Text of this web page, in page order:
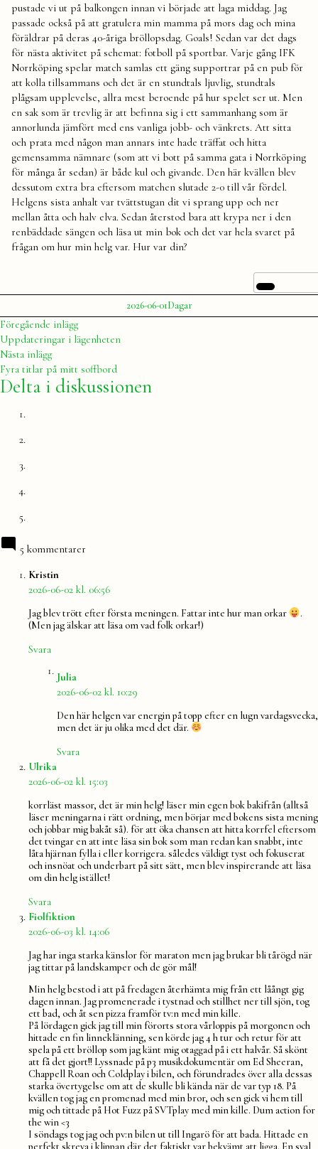
pustade vi ut på balkongen innan vi började att laga middag. Jag
passade också på att gratulera min mamma på mors dag och mina
föräldrar på deras 40-åriga bröllopsdag. Goals! Sedan var det dags
för nästa aktivitet på schemat: fotboll på sportbar. Varje gång IFK
Norrköping spelar match samlas ett gäng supportrar på en pub för
att kolla tillsammans och det är en stundtals ljuvlig, stundtals
plågsam upplevelse, allra mest beroende på hur spelet ser ut. Men
en sak som är trevlig är att befinna sig i ett sammanhang som är
annorlunda jämfört med ens vanliga jobb- och vänkrets. Att sitta
och prata med någon man annars inte hade träffat och hitta
gemensamma nämnare (som att vi bott på samma gata i Norrköping
för många år sedan) är både kul och givande. Den här kvällen blev
dessutom extra bra eftersom matchen slutade 2-0 till vår fördel.
Helgens sista anhalt var tvättstugan dit vi sprang upp och ner
mellan åtta och halv elva. Sedan återstod bara att krypa ner i den
renbäddade sängen och läsa ut min bok och det var hela svaret på
frågan om hur min helg var. Hur var din?
Publicerat
av
Julia
2026-06-01Publicerat
i
DagarEtiketter:
dagar,
Inläggsnavigering
Föregående inläggFöregående
inlägg:
Uppdateringar i lägenheten
Nästa inläggNästa
inlägg:
Fyra titlar på mitt soffbord
Delta i diskussionen
5 kommentarer
Kristin
2026-06-02 kl. 06:56
Jag blev trött efter första meningen. Fattar inte hur man orkar
.
(Men jag älskar att läsa om vad folk orkar!)
Svara
Julia
2026-06-02 kl. 10:29
Den här helgen var energin på topp efter en lugn vardagsvecka,
men det är ju olika med det där.
Svara
Ulrika
2026-06-02 kl. 15:03
korrläst massor, det är min helg! läser min egen bok bakifrån (alltså
läser meningarna i rätt ordning, men börjar med bokens sista mening
och jobbar mig bakåt så). för att öka chansen att hitta korrfel eftersom
det tvingar en att inte läsa sin bok som man redan kan snabbt, inte
låta hjärnan fylla i eller korrigera. således väldigt tyst och fokuserat
och insnöat och underbart på sitt sätt, men blev inspirerande att läsa
om din helg istället!
Svara
Fiolfiktion
2026-06-03 kl. 14:06
Jag har inga starka känslor för maraton men jag brukar bli tårögd när
jag tittar på landskamper och de gör mål!
Min helg bestod i att på fredagen återhämta mig från ett låångt gig
dagen innan. Jag promenerade i tystnad och stillhet ner till sjön, tog
ett bad, och åt sen pizza framför tv:n med min kille.
På lördagen gick jag till min förorts stora vårloppis på morgonen och
hittade en fin linneklänning, sen körde jag 4 h tur och retur för att
spela på ett bröllop som jag känt mig otaggad på i ett halvår. Så skönt
att få det gjort!! Lyssnade på p3 musikdokumentär om Ed Sheeran,
Chappell Roan och Coldplay i bilen, och förundrades över alla dessas
starka övertygelse om att de skulle bli kända när de var typ 18. På
kvällen tog jag en promenad med min bror, och sen gick vi hem till
mig och tittade på Hot Fuzz på SVTplay med min kille. Dum action for
the win <3
I söndags tog jag och pv:n bilen ut till Ingarö för att bada. Hittade en